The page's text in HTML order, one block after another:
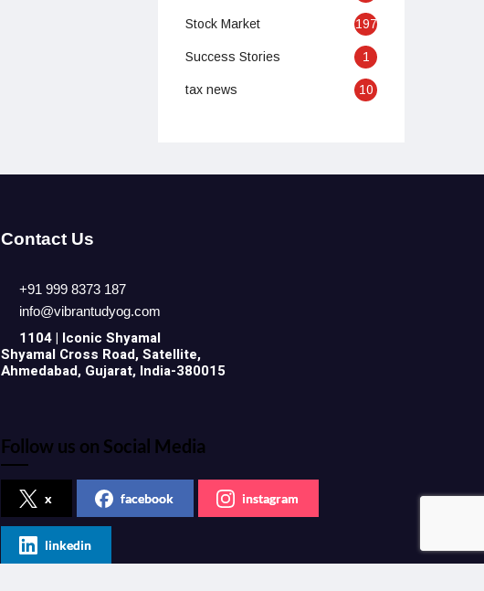
Stock Market 197
Success Stories 1
tax news 10
Contact Us
+91 999 8373 187
info@vibrantudyog.com
1104 | Iconic Shyamal
Shyamal Cross Road, Satellite,
Ahmedabad, Gujarat, India-380015
Follow us on Social Media
x facebook instagram
linkedin